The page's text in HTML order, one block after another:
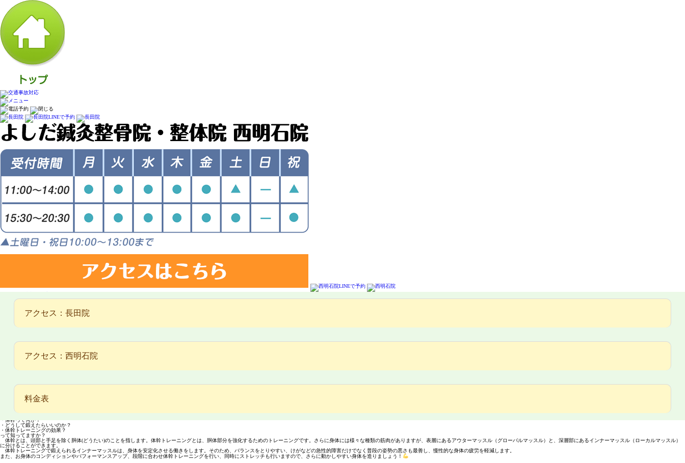
アクセス：長田院
アクセス：西明石院
料金表
体力アップ！ 2022年6月22日
皆さん
こんにちは
夏も近づいてきましたね。
体力アップや引き締まった身体で夏をさらに楽しみませんか？
神戸市長田区のよしだ鍼灸整骨院・整体院です！
本日は夏に向けて体幹トレーニングをしてみませんか？
・体幹って何か？
・どうして鍛えたらいいのか？
・体幹トレーニングの効果？
って知ってますか？
体幹とは、頭部と手足を除く胴体(どうたい)のことを指します。体幹トレーニングとは、胴体部分を強化するためのトレーニングです。さらに身体には様々な種類の筋肉がありますが、表層にあるアウターマッスル（グローバルマッスル）と、深層部にあるインナーマッスル（ローカルマッスル）
に分けることができます。
体幹トレーニングで鍛えられるインナーマッスルは、身体を安定化させる働きをします。そのため、バランスをとりやすい、けがなどの急性的障害だけでなく普段の姿勢の悪さも最善し、慢性的な身体の疲労を軽減します。
また、お身体のコンディションやパフォーマンスアップ、段階に合わせ体幹トレーニングを行い、同時にストレッチも行いますので、さらに動かしやすい身体を造りましょう！